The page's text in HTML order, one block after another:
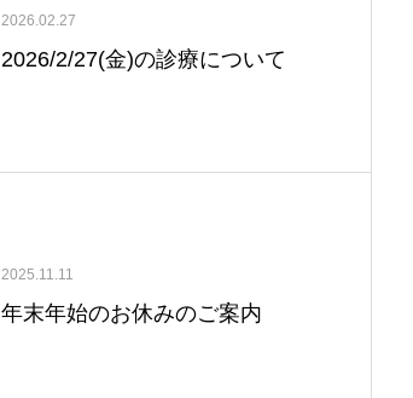
2026.02.27
2026/2/27(金)の診療について
2025.11.11
年末年始のお休みのご案内